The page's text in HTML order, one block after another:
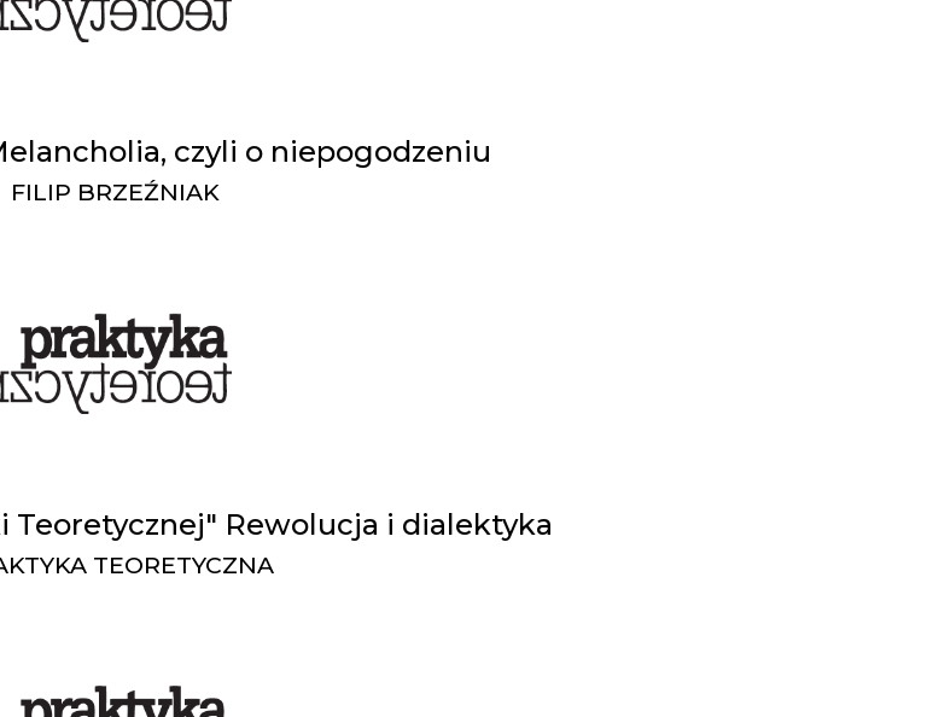
czyli o niepogodzeniu
FILIP BRZEŹNIAK
Teoretycznej" Rewolucja i dialektyka
TEORETYCZNA